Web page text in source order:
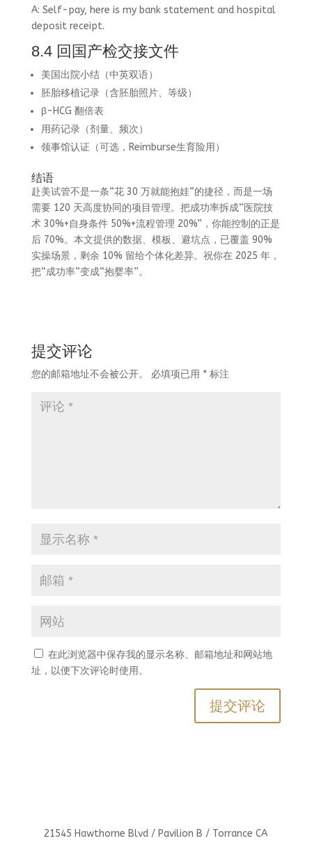
A: Self-pay, here is my bank statement and hospital
deposit receipt.
8.4 回国产检交接文件
美国出院小结（中英双语）
胚胎移植记录（含胚胎照片、等级）
β-HCG 翻倍表
用药记录（剂量、频次）
领事馆认证（可选，Reimburse生育险用）
结语
赴美试管不是一条“花 30 万就能抱娃”的捷径，而是一场
需要 120 天高度协同的项目管理。把成功率拆成“医院技
术 30%+自身条件 50%+流程管理 20%”，你能控制的正是
后 70%。本文提供的数据、模板、避坑点，已覆盖 90%
实操场景，剩余 10% 留给个体化差异。祝你在 2025 年，
把“成功率”变成“抱婴率”。
提交评论
您的邮箱地址不会被公开。 必填项已用 *标注
在此浏览器中保存我的显示名称、邮箱地址和网站地
址，以便下次评论时使用。
21545 Hawthorne Blvd / Pavilion B / Torrance CA